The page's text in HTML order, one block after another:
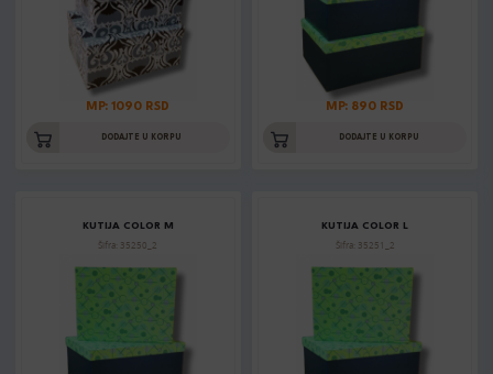
MP: 1090 RSD
DODAJTE U KORPU
MP: 890 RSD
DODAJTE U KORPU
KUTIJA COLOR M
Šifra: 35250_2
KUTIJA COLOR L
Šifra: 35251_2